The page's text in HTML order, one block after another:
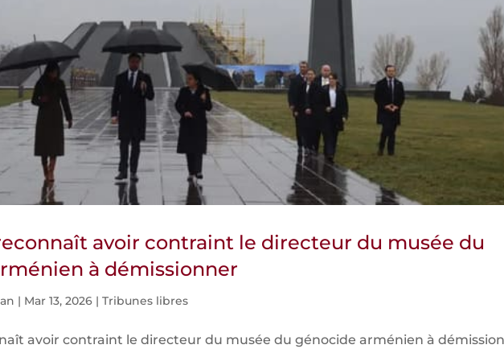
avoir contraint le directeur du musée du
à démissionner
| Mar 13, 2026 |Tribunes libres
avoir contraint le directeur du musée du génocide arménien à